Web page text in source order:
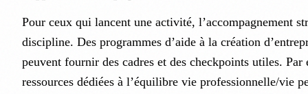
Pour ceux qui lancent une activité, l’accompagnement
discipline. Des programmes d’aide à la création
peuvent fournir des cadres et des checkpoints utiles. Par
ressources dédiées à l’équilibre vie professionnelle/vie